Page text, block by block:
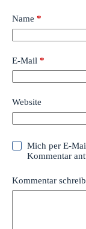
Name *
E-Mail *
Website
Mich per E-
Kommentar
Kommentar